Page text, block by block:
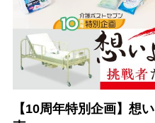
【10周年特別企画】想